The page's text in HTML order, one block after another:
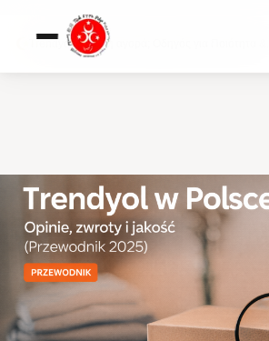
Trendyol: Αξίζει η αγορά; Οδηγός για Ποιότητα &...